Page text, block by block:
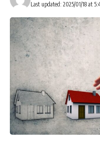
Last updated: 2025/01/18 at